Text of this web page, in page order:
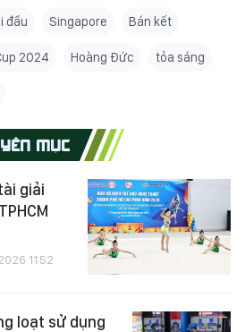
đầu Singapore Bán kết
2024 Hoàng Đức tỏa sáng
MỤC
giải
11:52
loạt sử dụng